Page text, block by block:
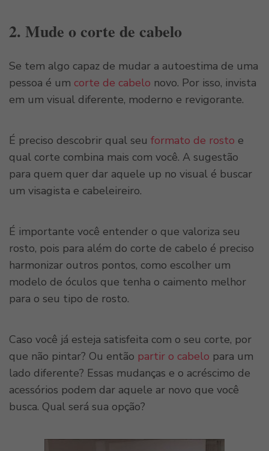
2. Mude o corte de cabelo
Se tem algo capaz de mudar a autoestima de uma
pessoa é um corte de cabelo novo. Por isso, invista
em um visual diferente, moderno e revigorante.
É preciso descobrir qual seu formato de rosto e
qual corte combina mais com você. A sugestão
para quem quer dar aquele up no visual é buscar
um visagista e cabeleireiro.
É importante você entender o que valoriza seu
rosto, pois para além do corte de cabelo é preciso
harmonizar outros pontos, como escolher um
modelo de óculos que tenha o caimento melhor
para o seu tipo de rosto.
Caso você já esteja satisfeita com o seu corte, por
que não pintar? Ou então partir o cabelo para um
lado diferente? Essas mudanças e o acréscimo de
acessórios podem dar aquele ar novo que você
busca. Qual será sua opção?